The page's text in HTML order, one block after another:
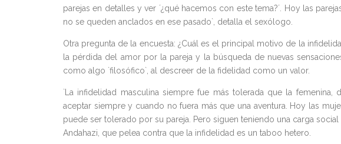
parejas en detalles y ver ´¿qué hacemos con este tema?´. Hoy las
no se queden anclados en ese pasado`, detalla el sexólogo.
Otra pregunta de la encuesta: ¿Cuál es el principal motivo de la
la pérdida del amor por la pareja y la búsqueda de nuevas
como algo `filosófico`, al descreer de la fidelidad como un valor.
`La infidelidad masculina siempre fue más tolerada que la
aceptar siempre y cuando no fuera más que una aventura. Hoy las
puede ser tolerado por su pareja. Pero siguen teniendo una carga
Andahazi, que pelea contra que la infidelidad es un taboo hetero.